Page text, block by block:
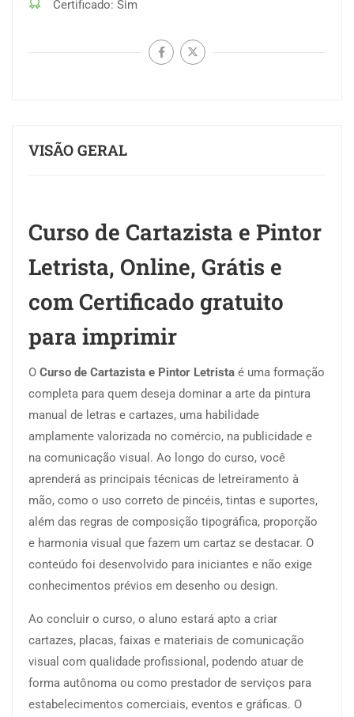
VISÃO GERAL
Curso de Cartazista e Pintor
Letrista, Online, Grátis e
com Certificado gratuito
para imprimir
O Curso de Cartazista e Pintor Letrista é uma formação
completa para quem deseja dominar a arte da pintura
manual de letras e cartazes, uma habilidade
amplamente valorizada no comércio, na publicidade e
na comunicação visual. Ao longo do curso, você
aprenderá as principais técnicas de letreiramento à
mão, como o uso correto de pincéis, tintas e suportes,
além das regras de composição tipográfica, proporção
e harmonia visual que fazem um cartaz se destacar. O
conteúdo foi desenvolvido para iniciantes e não exige
conhecimentos prévios em desenho ou design.
Ao concluir o curso, o aluno estará apto a criar
cartazes, placas, faixas e materiais de comunicação
visual com qualidade profissional, podendo atuar de
forma autônoma ou como prestador de serviços para
estabelecimentos comerciais, eventos e gráficas. O
Certificado Sim